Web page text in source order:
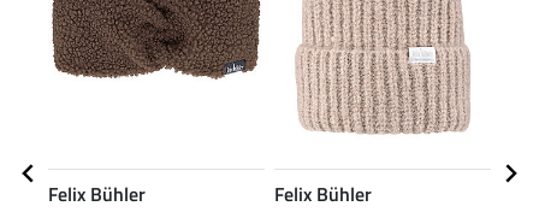
Felix Bühler
Felix Bühler